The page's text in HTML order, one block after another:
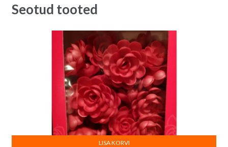
Seotud tooted
LISA KORVI